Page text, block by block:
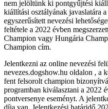
nem jelöltünk ki pontgyűjtési
kiállítási osztályának javaslatára
egyszerűsített nevezési
feltétele a 2022 évben
Champion vagy Hungária
Champion cím.
Jelentkezni az online nevezési
nevezes.dogshow.hu oldalon , a
fent felsorolt champion
programban kiválasztani a 2022
pontversenye eseményt. A
díja van. Jelentkezési határidő